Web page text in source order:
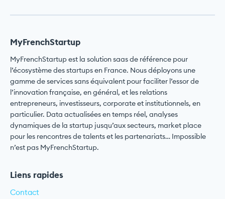
MyFrenchStartup
MyFrenchStartup est la solution saas de référence pour
l’écosystème des startups en France. Nous déployons une
gamme de services sans équivalent pour faciliter l’essor de
l’innovation française, en général, et les relations
entrepreneurs, investisseurs, corporate et institutionnels, en
particulier. Data actualisées en temps réel, analyses
dynamiques de la startup jusqu’aux secteurs, market place
pour les rencontres de talents et les partenariats… Impossible
n’est pas MyFrenchStartup.
Liens rapides
Contact